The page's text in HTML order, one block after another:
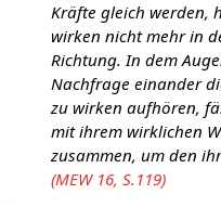
Kräfte gleich werden,
wirken nicht mehr in
Richtung. In dem
Nachfrage einander
zu wirken aufhören,
mit ihrem wirklichen
zusammen, um den
(MEW 16, S.119)